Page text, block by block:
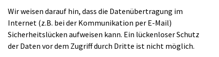
Wir weisen darauf hin, dass die Datenübertragung im
Internet (z.B. bei der Kommunikation per E-Mail)
Sicherheitslücken aufweisen kann. Ein lückenloser Schutz
der Daten vor dem Zugriff durch Dritte ist nicht möglich.